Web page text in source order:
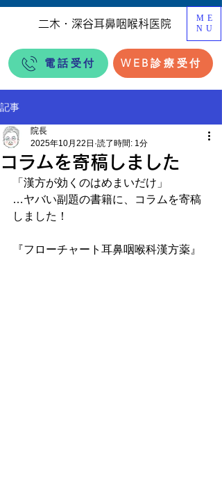
ME
NU
二木・深谷耳鼻咽喉科医院
WEB診療受付
電話受付
記事
コラムを寄稿しました
院長
2025年10月22日 読了時間: 1分
「漢方が効くのはめまいだけ」
…ヤバい副題の書籍に、コラムを寄稿
しました！
『フローチャート耳鼻咽喉科漢方薬』